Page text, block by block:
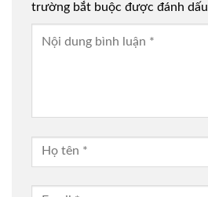
trường bắt buộc được đánh dấu